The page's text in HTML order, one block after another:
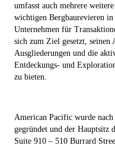
umfasst auch mehrere
wichtigen Bergbaurevieren in
Unternehmen für
sich zum Ziel gesetzt, seinen
Ausgliederungen und die
Entdeckungs- und
zu bieten.
American Pacific wurde
gegründet und der Hauptsitz
Suite 910 – 510 Burrard